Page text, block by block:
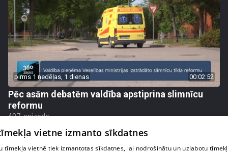
pirms 1 nedēļas, 1 dienas 00:02:52
Pēc asām debatēm valdība apstiprina slimnīcu
reformu
407. epizode
vietne izmanto sīkdatnes
tīmekļa vietnē tiek izmantotas sīkdatnes, lai nodrošinātu un uzlabotu